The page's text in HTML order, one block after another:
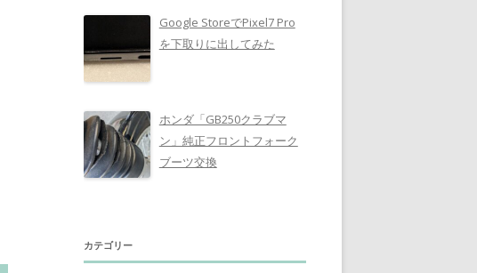
Google StoreでPixel7 Pro
を下取りに出してみた
ホンダ「GB250クラブマ
ン」純正フロントフォーク
ブーツ交換
カテゴリー